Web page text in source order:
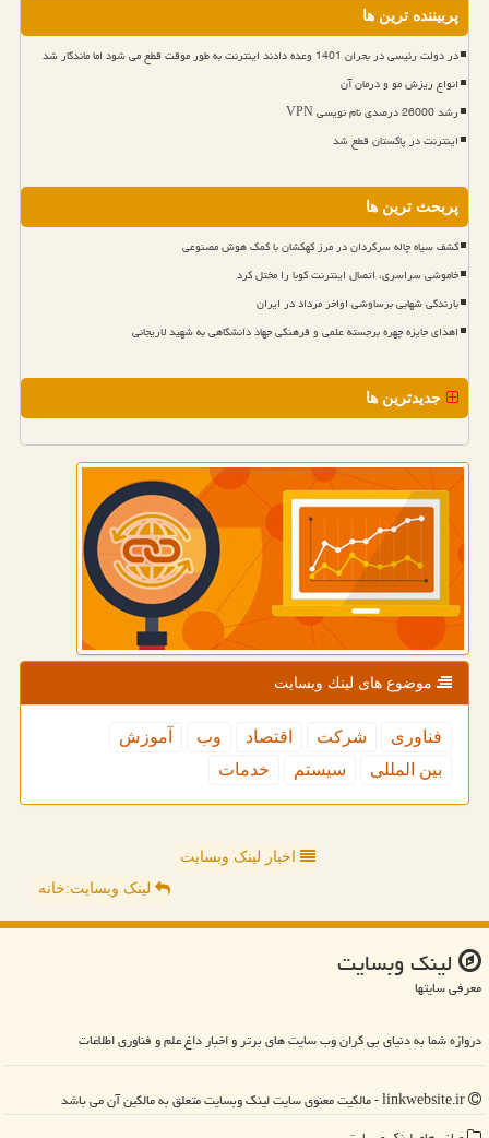
پربیننده ترین ها
در دولت رئیسی در بحران 1401 وعده دادند اینترنت به طور موقت قطع می شود اما ماندگار شد
انواع ریزش مو و درمان آن
رشد 26000 درصدی نام نویسی VPN
اینترنت در پاکستان قطع شد
پربحث ترین ها
کشف سیاه چاله سرگردان در مرز کهکشان با کمک هوش مصنوعی
خاموشی سراسری، اتصال اینترنت کوبا را مختل کرد
بارندگی شهابی برساوشی اواخر مرداد در ایران
اهدای جایزه چهره برجسته علمی و فرهنگی جهاد دانشگاهی به شهید لاریجانی
جدیدترین ها
موضوع های لینك وبسایت
فناوری شركت اقتصاد وب
آموزش
بین المللی
سیستم خدمات
اخبار لینک وبسایت
لینک وبسایت:خانه
لینك وبسایت
معرفی سایتها
دروازه شما به دنیای بی کران وب سایت های برتر و اخبار داغ علم و فناوری اطلاعات